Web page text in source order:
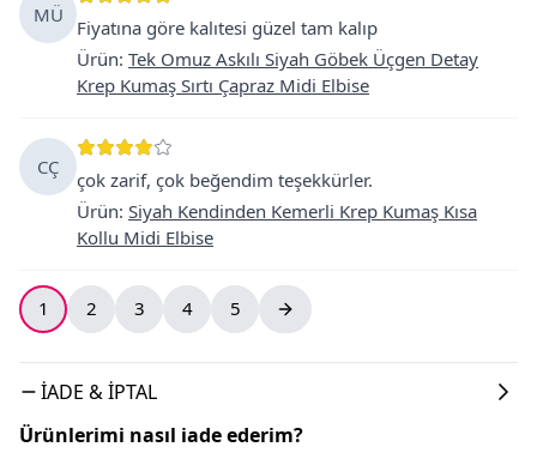
MÜ
Fiyatına göre kalıtesi güzel tam kalıp
Ürün: Tek Omuz Askılı Siyah Göbek Üçgen Detay
Krep Kumaş Sırtı Çapraz Midi Elbise
CÇ
çok zarif, çok beğendim teşekkürler.
Ürün: Siyah Kendinden Kemerli Krep Kumaş Kısa
Kollu Midi Elbise
1 2 3 4 5
İADE & İPTAL
Ürünlerimi nasıl iade ederim?